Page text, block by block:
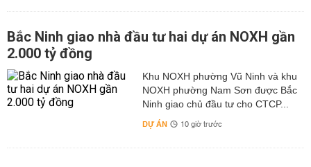
Bắc Ninh giao nhà đầu tư hai dự án NOXH gần
2.000 tỷ đồng
Khu NOXH phường Vũ Ninh và khu
NOXH phường Nam Sơn được Bắc
Ninh giao chủ đầu tư cho CTCP...
DỰ ÁN 10 giờ trước